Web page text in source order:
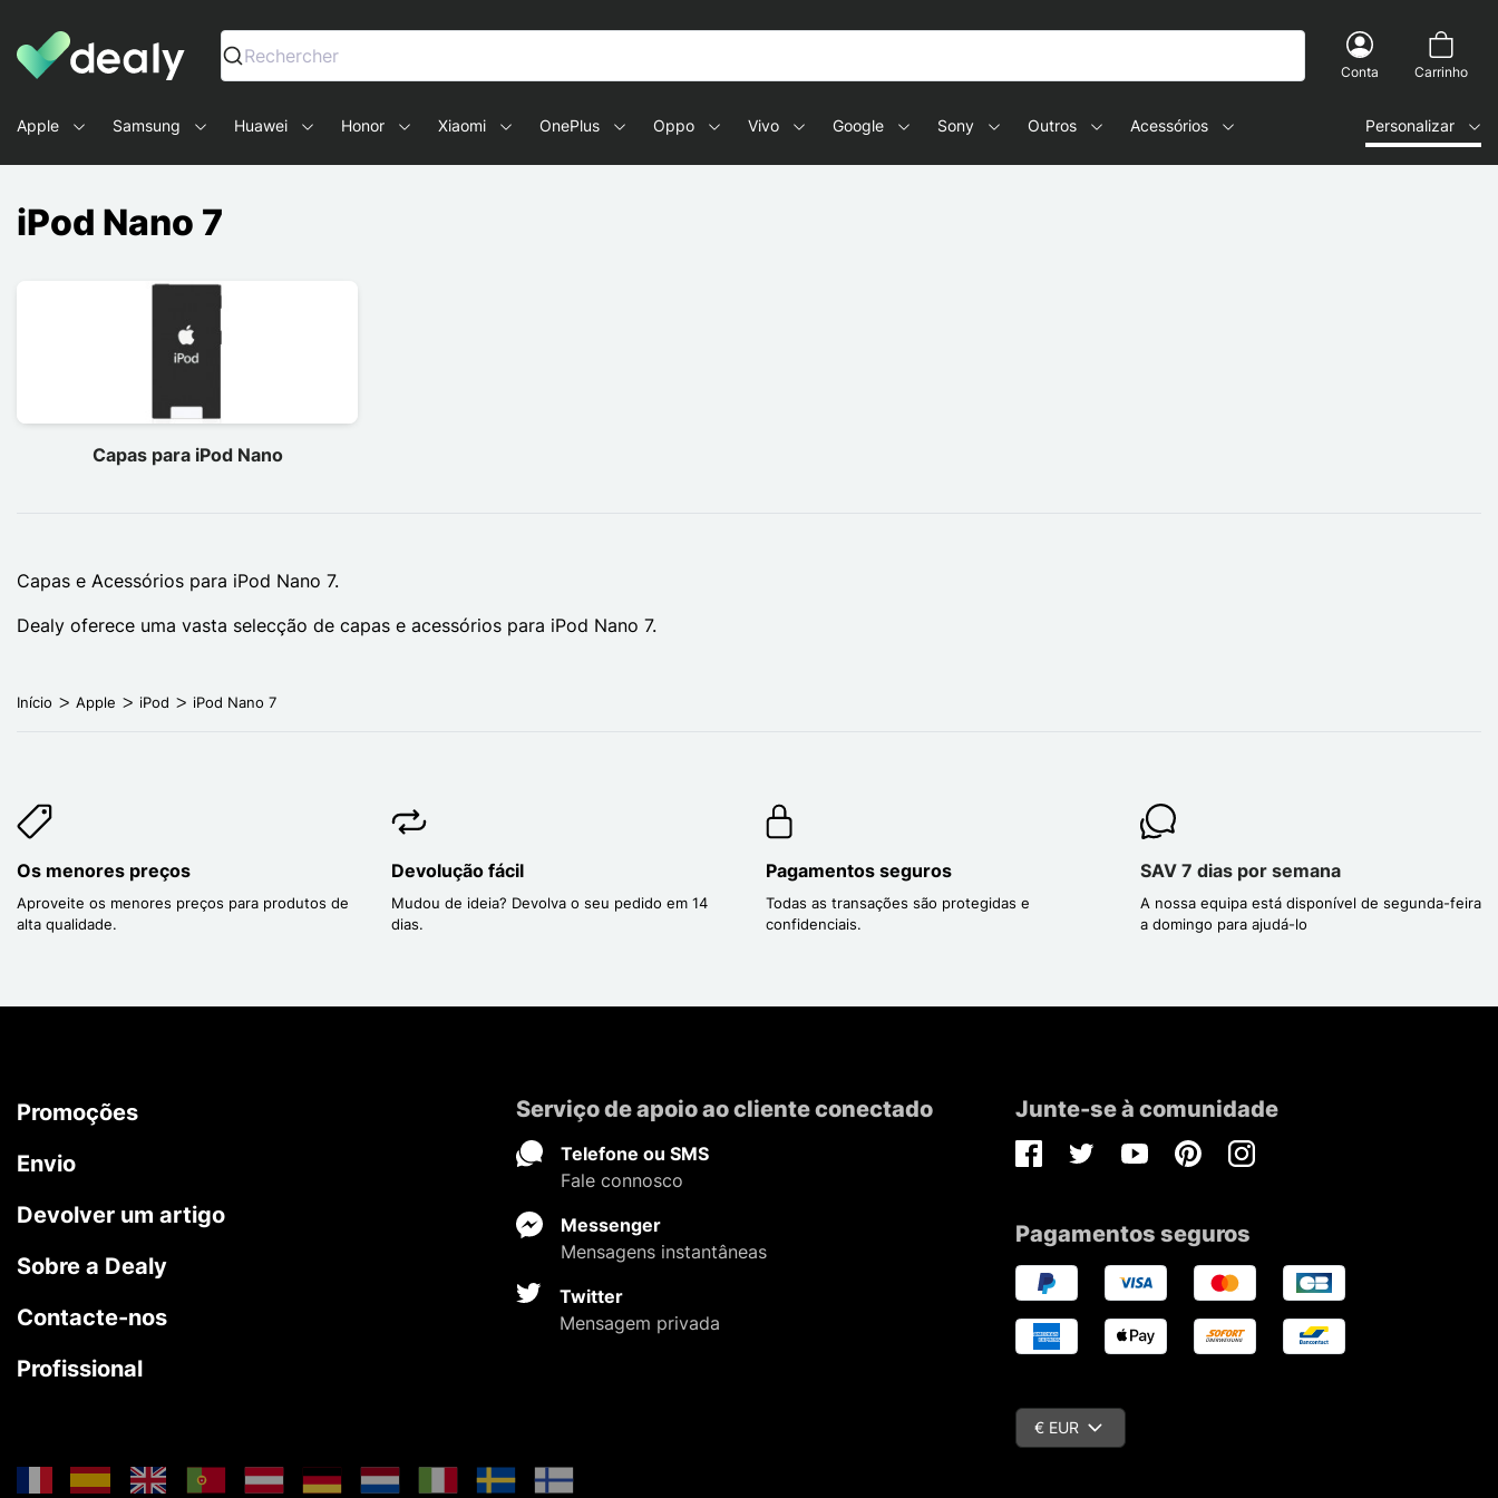
Dealy - Capas e acessórios para smartphones e tablets
Rechercher
Conta Carrinho
Apple Samsung Huawei Honor Xiaomi OnePlus Oppo Vivo Google Sony Outros Acessórios Personalizar
iPod Nano 7
Capas para iPod Nano
Capas e Acessórios para iPod Nano 7.
Dealy oferece uma vasta selecção de capas e acessórios para iPod Nano 7.
Início Apple iPod iPod Nano 7
Os menores preços
Aproveite os menores preços para produtos de
alta qualidade.
Devolução fácil
Mudou de ideia? Devolva o seu pedido em 14
dias.
Pagamentos seguros
Todas as transações são protegidas e
confidenciais.
SAV 7 dias por semana
A nossa equipa está disponível de segunda-feira
a domingo para ajudá-lo
Promoções
Envio
Devolver um artigo
Sobre a Dealy
Contacte-nos
Profissional
Serviço de apoio ao cliente conectado
Telefone ou SMS
Fale connosco
Messenger
Mensagens instantâneas
Twitter
Mensagem privada
Junte-se à comunidade
FacebookTwitterYoutubePinterestInstagram
Pagamentos seguros
€ EUR